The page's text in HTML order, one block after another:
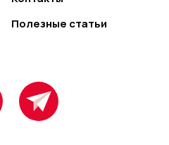
Полезные статьи